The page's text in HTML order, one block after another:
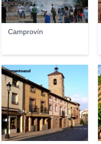
Camprovín
Pigmentoazul